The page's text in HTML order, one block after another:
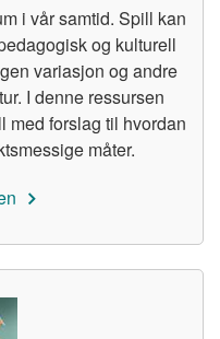
i vår samtid. Spill kan
og kulturell
variasjon og andre
I denne ressursen
med forslag til hvordan
måter.